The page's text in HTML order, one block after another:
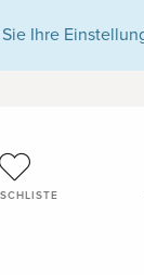
Ihre